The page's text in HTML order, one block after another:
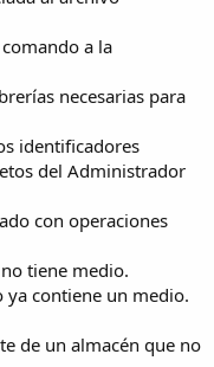
a la
necesarias para
identificadores
del Administrador
con operaciones
tiene medio.
ya contiene un medio.
de un almacén que no